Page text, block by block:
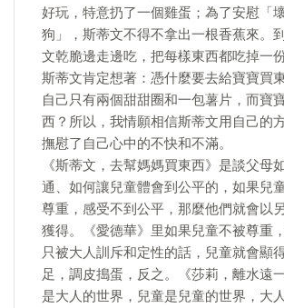
好玩，特意扔了一個雞蛋；為了安慰「
狗」，斯蒂文不得不拿出一根香蕉來。
文乾脆邊走邊吃，把每樣東西都吃掉一
斯蒂文肯定想著：憑什麼要去給寶寶買
自己只有兩個甜甜圈和一包薯片，而寶
西？所以，我情願相信斯蒂文用自己的
撫慰了自己心中的不快和不滿。
《斯蒂文，去幫媽媽買東西》是談父母
通、如何讓兒童體會到公平的，如果兒
尊重，感受不到公平，那麼他們就會以
獲得。《愛德華》里如果兒童不被尊重
只被大人訓斥和定性的話，兒童就會顯
足，調皮搗蛋，反之。《莎莉，離水遠
是大人的世界，兒童是兒童的世界，大